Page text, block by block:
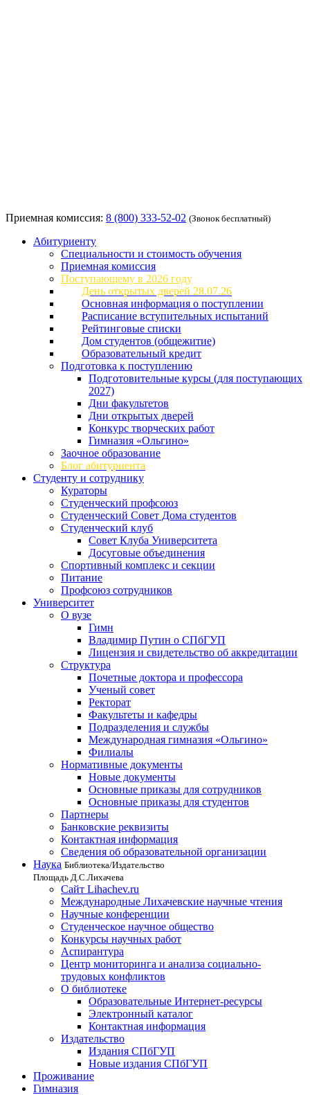
Приемная комиссия: 8 (800) 333-52-02 (Звонок бесплатный)
Абитуриенту
Специальности и стоимость обучения
Приемная комиссия
Поступающему в 2026 году
День открытых дверей 28.07.26
Основная информация о поступлении
Расписание вступительных испытаний
Рейтинговые списки
Дом студентов (общежитие)
Образовательный кредит
Подготовка к поступлению
Подготовительные курсы (для поступающих
2027)
Дни факультетов
Дни открытых дверей
Конкурс творческих работ
Гимназия «Ольгино»
Заочное образование
Блог абитуриента
Студенту и сотруднику
Кураторы
Студенческий профсоюз
Студенческий Совет Дома студентов
Студенческий клуб
Совет Клуба Университета
Досуговые объединения
Спортивный комплекс и секции
Питание
Профсоюз сотрудников
Университет
О вузе
Гимн
Владимир Путин о СПбГУП
Лицензия и свидетельство об аккредитации
Структура
Почетные доктора и профессора
Ученый совет
Ректорат
Факультеты и кафедры
Подразделения и службы
Международная гимназия «Ольгино»
Филиалы
Нормативные документы
Новые документы
Основные приказы для сотрудников
Основные приказы для студентов
Партнеры
Банковские реквизиты
Контактная информация
Сведения об образовательной организации
Наука Библиотека/Издательство
Площадь Д.С.Лихачева
Сайт Lihachev.ru
Международные Лихачевские научные чтения
Научные конференции
Студенческое научное общество
Конкурсы научных работ
Аспирантура
Центр мониторинга и анализа социально-
трудовых конфликтов
О библиотеке
Образовательные Интернет-ресурсы
Электронный каталог
Контактная информация
Издательство
Издания СПбГУП
Новые издания СПбГУП
Проживание
Гимназия